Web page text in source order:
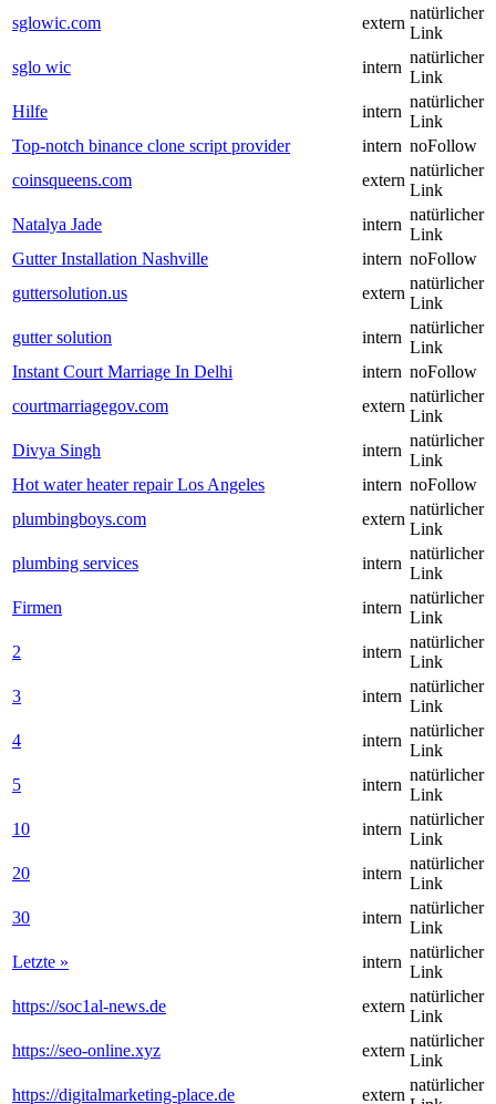
sglowic.com
extern
natürlicher
Link
sglo wic
intern
natürlicher
Link
Hilfe
intern
natürlicher
Link
Top-notch binance clone script provider
intern noFollow
coinsqueens.com
extern
natürlicher
Link
Natalya Jade
intern
natürlicher
Link
Gutter Installation Nashville
intern noFollow
guttersolution.us
extern
natürlicher
Link
gutter solution
intern
natürlicher
Link
Instant Court Marriage In Delhi
intern noFollow
courtmarriagegov.com
extern
natürlicher
Link
Divya Singh
intern
natürlicher
Link
Hot water heater repair Los Angeles
intern noFollow
plumbingboys.com
extern
natürlicher
Link
plumbing services
intern
natürlicher
Link
Firmen
intern
natürlicher
Link
2
intern
natürlicher
Link
3
intern
natürlicher
Link
4
intern
natürlicher
Link
5
intern
natürlicher
Link
10
intern
natürlicher
Link
20
intern
natürlicher
Link
30
intern
natürlicher
Link
Letzte »
intern
natürlicher
Link
https://soc1al-news.de
extern
natürlicher
Link
https://seo-online.xyz
extern
natürlicher
Link
https://digitalmarketing-place.de
extern
natürlicher